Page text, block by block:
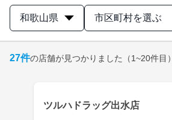
オンラインショップ
製品検索はこちら
和歌山県 市区町村を選ぶ
27件の店舗が見つかりました （1~20件目）
ツルハドラッグ出水店